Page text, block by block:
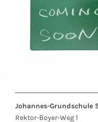
Johannes-Grundschule
Rektor-Boyer-Weg 1